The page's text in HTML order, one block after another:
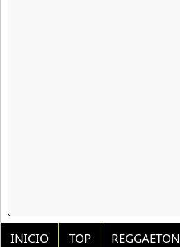
INICIO TOP
REGGAETON